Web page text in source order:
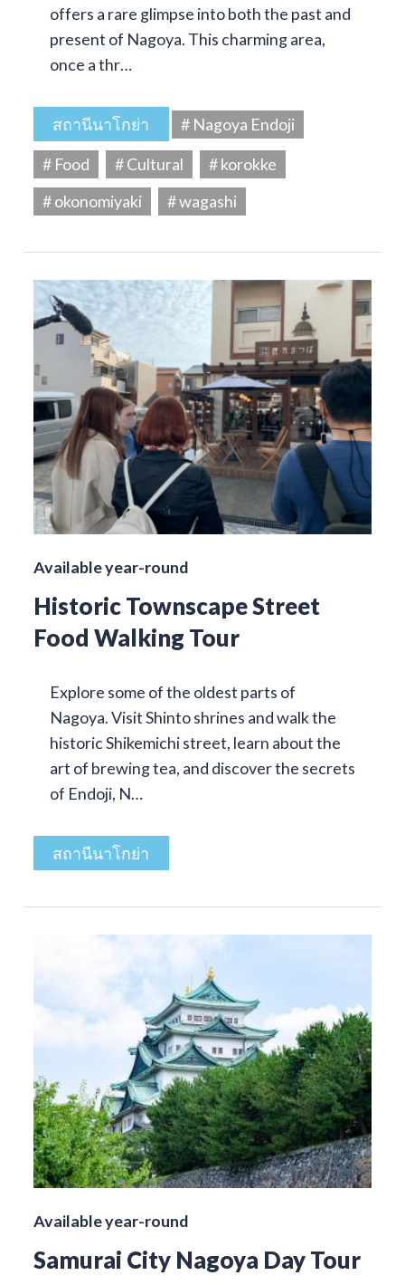
offers a rare glimpse into both the past and
present of Nagoya. This charming area,
once a thr…
สถานีนาโกย่า
# Nagoya Endoji
# Food
# Cultural
# korokke
# okonomiyaki
# wagashi
Available year-round
Historic Townscape Street
Food Walking Tour
Explore some of the oldest parts of
Nagoya. Visit Shinto shrines and walk the
historic Shikemichi street, learn about the
art of brewing tea, and discover the secrets
of Endoji, N…
สถานีนาโกย่า
Available year-round
Samurai City Nagoya Day Tour